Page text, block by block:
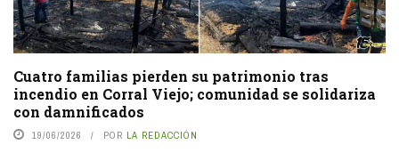
Cuatro familias pierden su patrimonio tras
incendio en Corral Viejo; comunidad se solidariza
con damnificados
19/06/2026 POR LA REDACCIÓN